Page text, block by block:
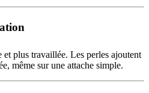
plus travaillée. Les perles ajoutent
même sur une attache simple.